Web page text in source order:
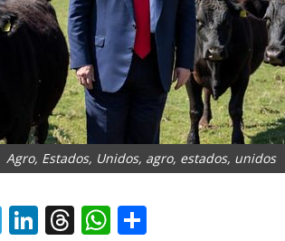
Agro, Estados, Unidos, agro, estados, unidos
Telegram
LinkedIn
Threads
WhatsApp